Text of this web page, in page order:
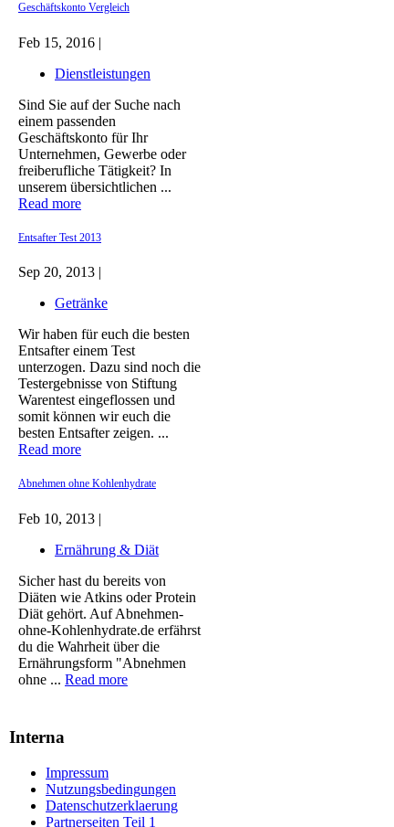
Geschäftskonto Vergleich
Feb 15, 2016 |
Dienstleistungen
Sind Sie auf der Suche nach
einem passenden
Geschäftskonto für Ihr
Unternehmen, Gewerbe oder
freiberufliche Tätigkeit? In
unserem übersichtlichen ...
Read more
Entsafter Test 2013
Sep 20, 2013 |
Getränke
Wir haben für euch die besten
Entsafter einem Test
unterzogen. Dazu sind noch die
Testergebnisse von Stiftung
Warentest eingeflossen und
somit können wir euch die
besten Entsafter zeigen. ...
Read more
Abnehmen ohne Kohlenhydrate
Feb 10, 2013 |
Ernährung & Diät
Sicher hast du bereits von
Diäten wie Atkins oder Protein
Diät gehört. Auf Abnehmen-
ohne-Kohlenhydrate.de erfährst
du die Wahrheit über die
Ernährungsform "Abnehmen
ohne ... Read more
Interna
Impressum
Nutzungsbedingungen
Datenschutzerklaerung
Partnerseiten Teil 1